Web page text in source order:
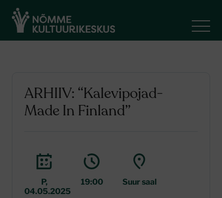
ARHIIV: “Kalevipojad-
Made In Finland”
P,
04.05.2025
19:00 Suur saal